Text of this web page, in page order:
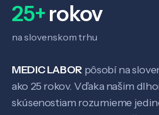
25+rokov
na slovenskom trhu
MEDIC LABOR pôsobí na
ako 25 rokov. Vďaka našim
skúsenostiam rozumieme